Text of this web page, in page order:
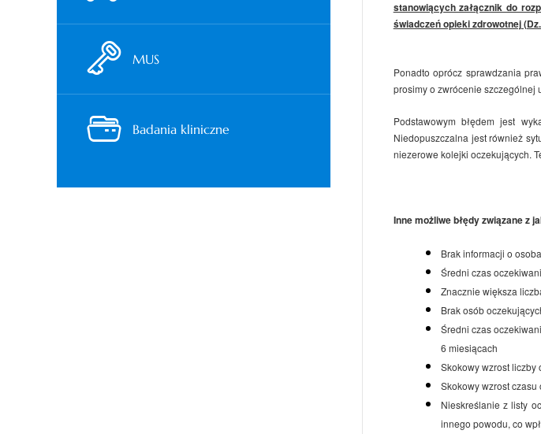
stanowiących załącznik do
świadczeń opieki zdrowotnej
Ponadto oprócz sprawdzania
prosimy o zwrócenie szczególnej
Podstawowym błędem jest
Niedopuszczalna jest również
niezerowe kolejki oczekujących.
Inne możliwe błędy związane z
Brak informacji o
Średni czas
Znacznie większa
Brak osób
Średni czas
6 miesiącach
Skokowy wzrost liczby
Skokowy wzrost czasu
Nieskreślanie z listy
innego powodu, co
MUS
Badania kliniczne